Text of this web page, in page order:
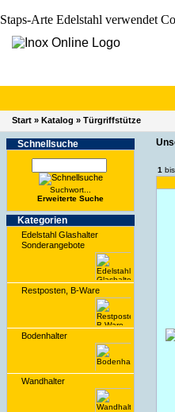
Staps-Arte Edelstahl verwendet
Start » Katalog » Türgriffstütze
Schnell­suche
Suchwort...
Erwei­terte Suche
Kate­gorien
Edelstahl Glashalter
Sonderangebote
Restposten, B-Ware
Bodenhalter
Wandhalter
1 bis